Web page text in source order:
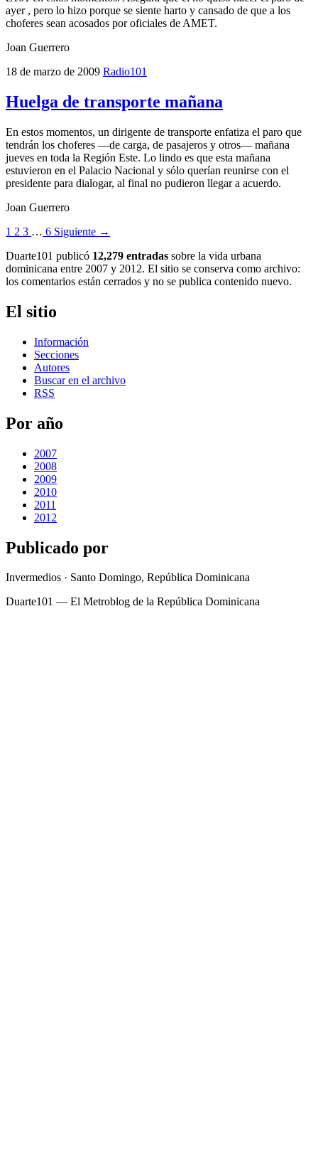
ayer , pero lo hizo porque se siente harto y cansado de que a los
choferes sean acosados por oficiales de AMET.
Joan Guerrero
18 de marzo de 2009 Radio101
Huelga de transporte mañana
En estos momentos, un dirigente de transporte enfatiza el paro que
tendrán los choferes —de carga, de pasajeros y otros— mañana
jueves en toda la Región Este. Lo lindo es que esta mañana
estuvieron en el Palacio Nacional y sólo querían reunirse con el
presidente para dialogar, al final no pudieron llegar a acuerdo.
Joan Guerrero
1 2 3 … 6 Siguiente →
Duarte101 publicó 12,279 entradas sobre la vida urbana
dominicana entre 2007 y 2012. El sitio se conserva como archivo:
los comentarios están cerrados y no se publica contenido nuevo.
El sitio
Información
Secciones
Autores
Buscar en el archivo
RSS
Por año
2007
2008
2009
2010
2011
2012
Publicado por
Invermedios · Santo Domingo, República Dominicana
Duarte101 — El Metroblog de la República Dominicana